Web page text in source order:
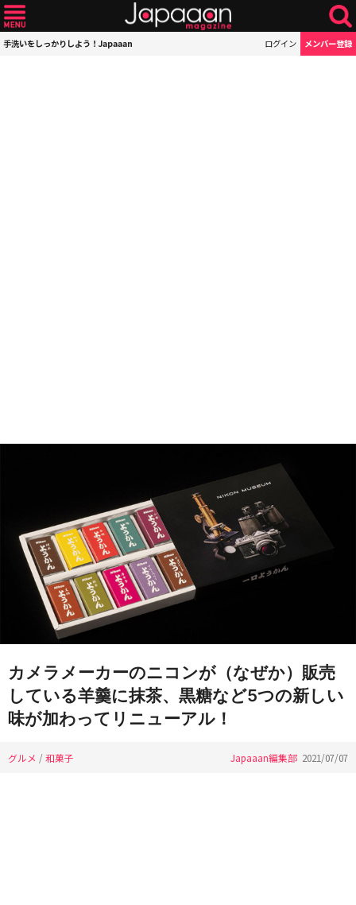
手洗いをしっかりしよう！Japaaan ログイン メンバー登録
カメラメーカーのニコンが（なぜか）販売
している羊羹に抹茶、黒糖など5つの新しい
味が加わってリニューアル！
グルメ /和菓子 Japaaan編集部 2021/07/07